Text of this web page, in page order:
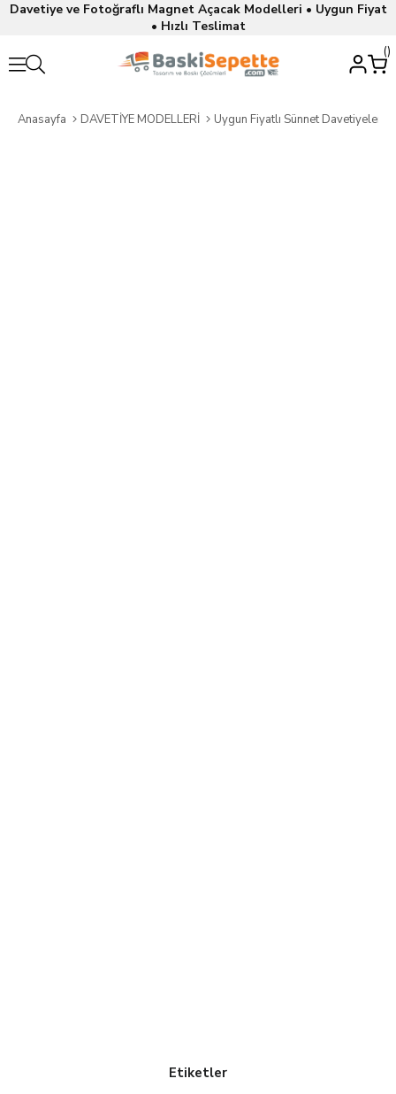
Davetiye ve Fotoğraflı Magnet Açacak Modelleri • Uygun Fiyat
• Hızlı Teslimat
Anasayfa DAVETİYE MODELLERİ Uygun Fiyatlı Sünnet Davetiyeleri
Etiketler